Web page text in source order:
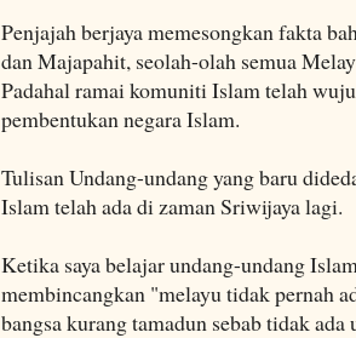
Penjajah berjaya memesongkan fakta
dan Majapahit, seolah-olah semua
Padahal ramai komuniti Islam telah
pembentukan negara Islam.
Tulisan Undang-undang yang baru
Islam telah ada di zaman Sriwijaya lagi.
Ketika saya belajar undang-undang
membincangkan "melayu tidak pernah
bangsa kurang tamadun sebab tidak